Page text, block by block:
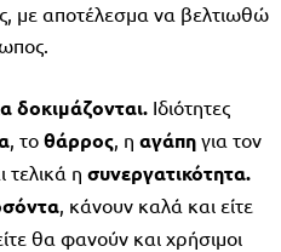
με αποτέλεσμα να βελτιωθώ
δοκιμάζονται. Ιδιότητες
, το θάρρος, η αγάπη για τον
τελικά η συνεργατικότητα.
, κάνουν καλά και είτε
θα φανούν και χρήσιμοι